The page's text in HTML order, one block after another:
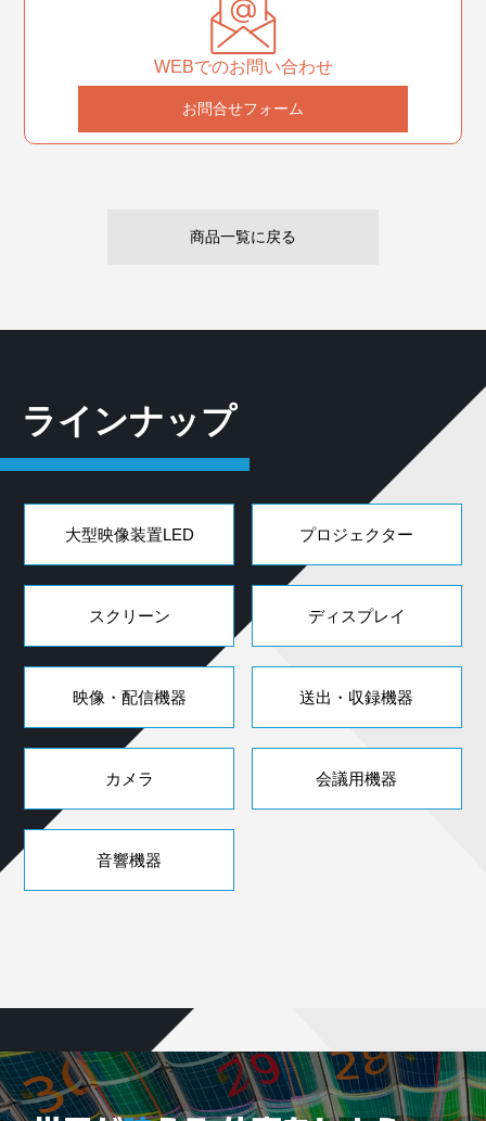
WEBでのお問い合わせ
お問合せフォーム
商品一覧に戻る
ラインナップ
大型映像装置LED プロジェクター
スクリーン ディスプレイ
映像・配信機器 送出・収録機器
カメラ 会議用機器
音響機器